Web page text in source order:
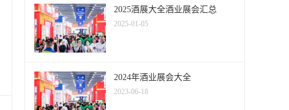
2025酒展大全酒业展会汇总
2025-01-05
2024年酒业展会大全
2023-06-18